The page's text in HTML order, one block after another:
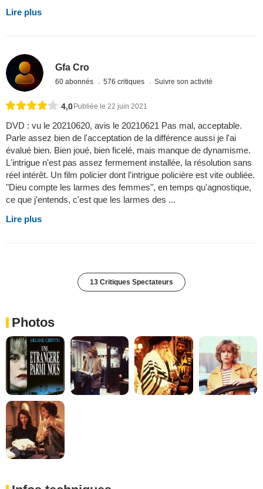
Lire plus
Gfa Cro
60 abonnés 576 critiques Suivre son activité
4,0 Publiée le 22 juin 2021
DVD : vu le 20210620, avis le 20210621 Pas mal, acceptable.
Parle assez bien de l'acceptation de la différence aussi je l'ai
évalué bien. Bien joué, bien ficelé, mais manque de dynamisme.
L'intrigue n'est pas assez fermement installée, la résolution sans
réel intérêt. Un film policier dont l'intrigue policière est vite oubliée.
"Dieu compte les larmes des femmes", en temps qu'agnostique,
ce que j'entends, c'est que les larmes des ...
Lire plus
13 Critiques Spectateurs
Photos